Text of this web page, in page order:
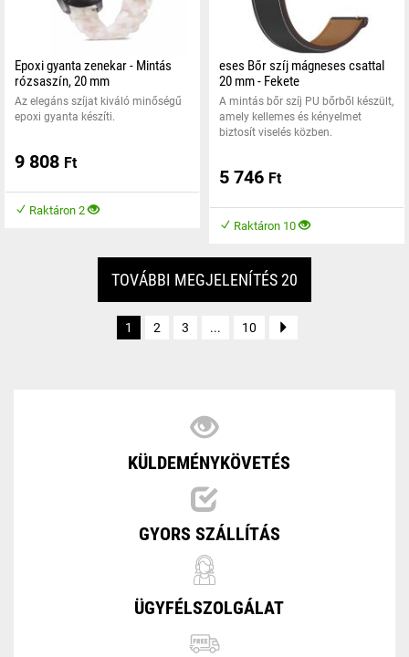
Epoxi gyanta zenekar - Mintás
rózsaszín, 20 mm
Az elegáns szíjat kiváló minőségű
epoxi gyanta készíti.
9 808 Ft
Raktáron 2
eses Bőr szíj mágneses csattal
20 mm - Fekete
A mintás bőr szíj PU bőrből készült,
amely kellemes és kényelmet
biztosít viselés közben.
5 746 Ft
Raktáron 10
TOVÁBBI MEGJELENÍTÉS 20
1 2 3 ... 10
KÜLDEMÉNYKÖVETÉS
GYORS SZÁLLÍTÁS
ÜGYFÉLSZOLGÁLAT